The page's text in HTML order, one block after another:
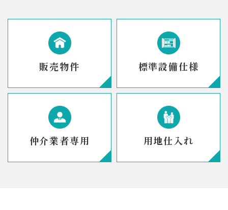
販売物件 標準設備仕様
仲介業者専用 用地仕入れ